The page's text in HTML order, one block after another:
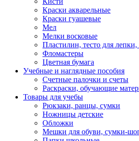
Краски акварельные
Краски гуашевые
Мел
Мелки восковые
Пластилин, тесто для лепки,
Фломастеры
Цветная бумага
Учебные и наглядные пособия
Счетные палочки и счеты
Раскраски, обучающие
Товары для учебы
Рюкзаки, ранцы, сумки
Ножницы детские
Обложки
Мешки для обуви, сумки-